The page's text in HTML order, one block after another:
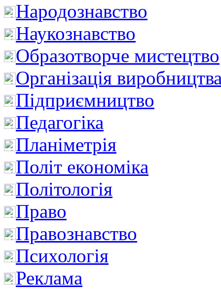
Народознавство
Наукознавство
Образотворче мистецтво
Організація
Підприємництво
Педагогіка
Планіметрія
Політ економіка
Політологія
Право
Правознавство
Психологія
Реклама